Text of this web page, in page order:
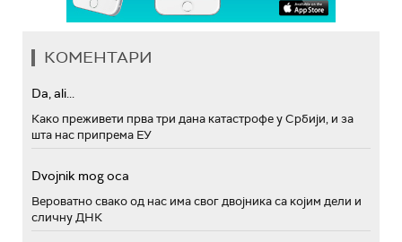
КОМЕНТАРИ
Da, ali...
Како преживети прва три дана катастрофе у Србији, и за
шта нас припрема ЕУ
Dvojnik mog oca
Вероватно свако од нас има свог двојника са којим дели и
сличну ДНК